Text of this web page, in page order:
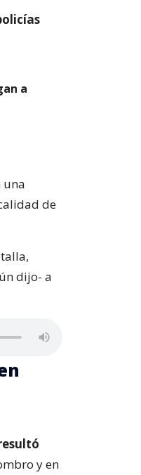
a
una
de
dijo- a
y en